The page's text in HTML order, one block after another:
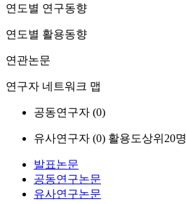
연도별 연구동향
연도별 활용동향
연관논문
연구자 네트워크 맵
공동연구자 (0)
유사연구자 (0) 활용도상위20명
발표논문
공동연구논문
유사연구논문